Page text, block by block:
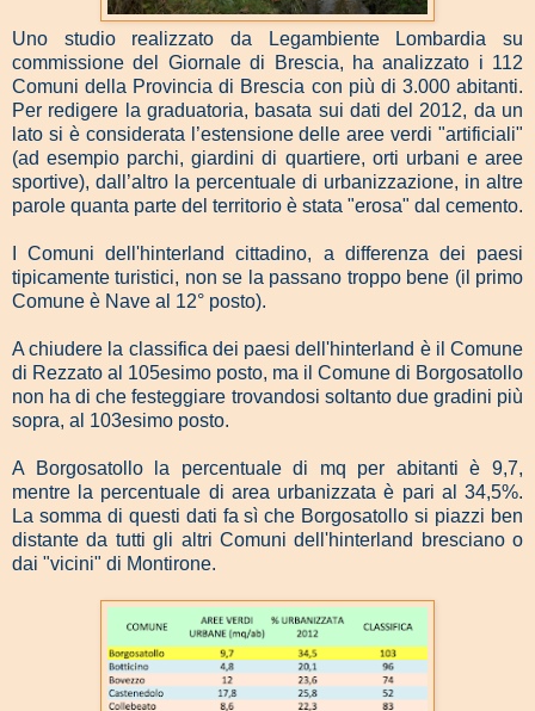
Uno studio realizzato da Legambiente Lombardia su
commissione del Giornale di Brescia, ha analizzato i 112
Comuni della Provincia di Brescia con più di 3.000 abitanti.
Per redigere la graduatoria, basata sui dati del 2012, da un
lato si è considerata l’estensione delle aree verdi "artificiali"
(ad esempio parchi, giardini di quartiere, orti urbani e aree
sportive), dall’altro la percentuale di urbanizzazione, in altre
parole quanta parte del territorio è stata "erosa" dal cemento.
I Comuni dell'hinterland cittadino, a differenza dei paesi
tipicamente turistici, non se la passano troppo bene (il primo
Comune è Nave al 12° posto).
A chiudere la classifica dei paesi dell'hinterland è il Comune
di Rezzato al 105esimo posto, ma il Comune di Borgosatollo
non ha di che festeggiare trovandosi soltanto due gradini più
sopra, al 103esimo posto.
A Borgosatollo la percentuale di mq per abitanti è 9,7,
mentre la percentuale di area urbanizzata è pari al 34,5%.
La somma di questi dati fa sì che Borgosatollo si piazzi ben
distante da tutti gli altri Comuni dell'hinterland bresciano o
dai "vicini" di Montirone.